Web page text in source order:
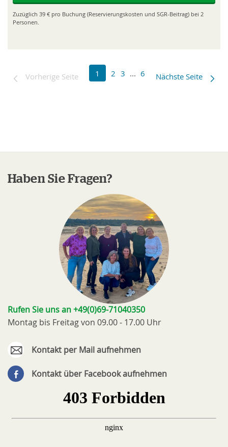
Zuzüglich 39 € pro Buchung (Reservierungskosten und SGR-Beitrag) bei 2
Personen.
Vorherige Seite 1 2 3 ... 6 Nächste Seite
Haben Sie Fragen?
Rufen Sie uns an +49(0)69-71040350
Montag bis Freitag von 09.00 - 17.00 Uhr
Kontakt per Mail aufnehmen
Kontakt über Facebook aufnehmen